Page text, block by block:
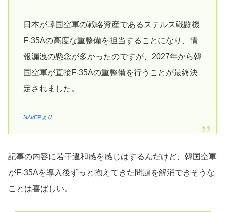
日本が韓国空軍の戦略資産であるステルス戦闘機
F-35Aの高度な重整備を担当することになり、情
報漏洩の懸念が多かったのですが、2027年から韓
国空軍が直接F-35Aの重整備を行うことが最終決
定されました。
NAVERより
記事の内容に若干違和感を感じはするんだけど、韓国空軍
がF-35Aを導入後ずっと抱えてきた問題を解消できそうな
ことは喜ばしい。